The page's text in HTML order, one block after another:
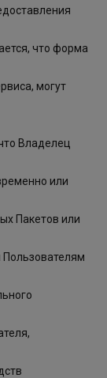
что форма
могут
Владелец
или
Пакетов или
Пользователям